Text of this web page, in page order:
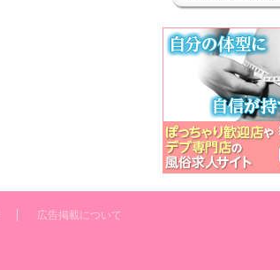
広告掲載について